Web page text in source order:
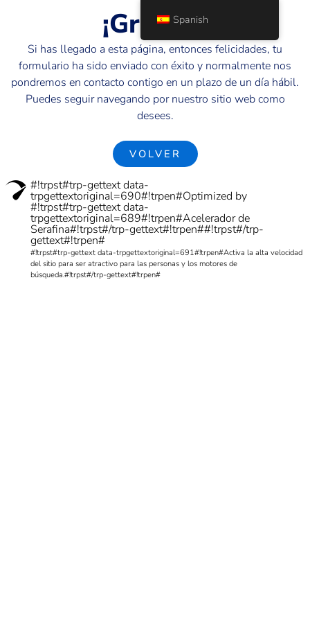
¡Gracias!
Si has llegado a esta página, entonces felicidades, tu
formulario ha sido enviado con éxito y normalmente nos
pondremos en contacto contigo en un plazo de un día hábil.
Puedes seguir navegando por nuestro sitio web como
desees.
VOLVER
Spanish
#!trpst#trp-gettext data-
trpgettextoriginal=690#!trpen#Optimized by
#!trpst#trp-gettext data-
trpgettextoriginal=689#!trpen#Acelerador de
Serafina#!trpst#/trp-gettext#!trpen##!trpst#/trp-
gettext#!trpen#
#!trpst#trp-gettext data-trpgettextoriginal=691#!trpen#Activa la alta velocidad
del sitio para ser atractivo para las personas y los motores de
búsqueda.#!trpst#/trp-gettext#!trpen#